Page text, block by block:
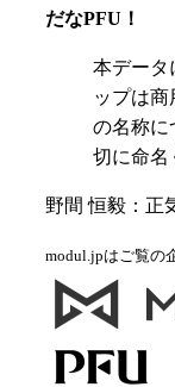
だなPFU！
本データ
ップは
の名称に
切に命名
野間 恒毅：正
modul.jpはご覧の